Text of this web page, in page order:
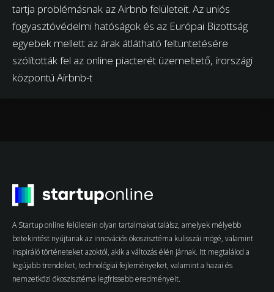
tartja problémásnak az Airbnb felületeit. Az uniós
fogyasztóvédelmi hatóságok és az Európai Bizottság
egyebek mellett az árak átlátható feltüntetésére
szólították fel az online piacterét üzemeltető, írországi
központú Airbnb-t
A Startup online felületein olyan tartalmakat találsz, amelyek mélyebb
betekintést nyújtanak az innovációs ökoszisztéma kulisszái mögé, valamint
inspiráló történeteket azoktól, akik a változás élén járnak. Itt megtalálod a
legújabb trendeket, technológiai fejleményeket, valamint a hazai és
nemzetközi ökoszisztéma legfrissebb eredményeit.